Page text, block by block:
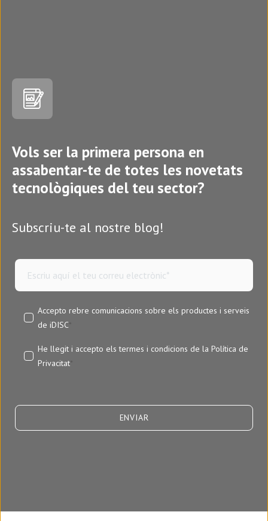
Vols ser la primera persona en
assabentar-te de totes les novetats
tecnològiques del teu sector?
Subscriu-te al nostre blog!
Accepto rebre comunicacions sobre els productes i serveis
de iDISC*
He llegit i accepto els termes i condicions de la Política de
Privacitat*